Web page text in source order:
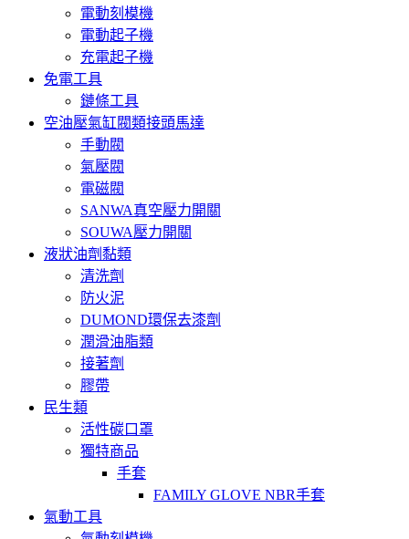
電動刻模機
電動起子機
充電起子機
免電工具
鏈條工具
空油壓氣缸閥類接頭馬達
手動閥
氣壓閥
電磁閥
SANWA真空壓力開關
SOUWA壓力開關
液狀油劑黏類
清洗劑
防火泥
DUMOND環保去漆劑
潤滑油脂類
接著劑
膠帶
民生類
活性碳口罩
獨特商品
手套
FAMILY GLOVE NBR手套
氣動工具